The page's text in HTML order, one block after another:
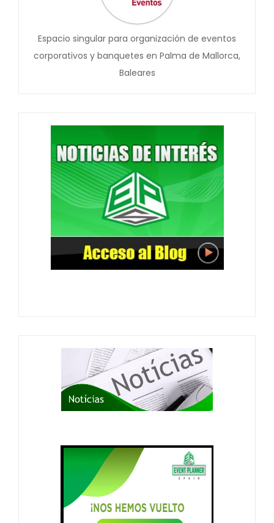
Espacio singular para organización de eventos
corporativos y banquetes en Palma de Mallorca,
Baleares